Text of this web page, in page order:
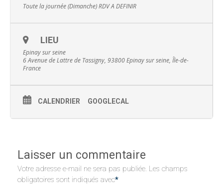
Toute la journée (Dimanche)RDV A DEFINIR
LIEU
Epinay sur seine
6 Avenue de Lattre de Tassigny, 93800 Epinay sur seine, Île-de-
France
CALENDRIER GOOGLECAL
Laisser un commentaire
Votre adresse e-mail ne sera pas publiée. Les champs
obligatoires sont indiqués avec*